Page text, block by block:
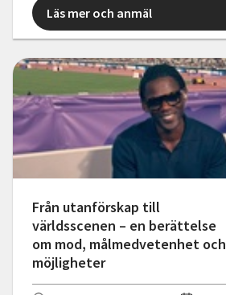
Läs mer och anmäl
Från utanförskap till
världsscenen – en berättelse
om mod, målmedvetenhet och
möjligheter